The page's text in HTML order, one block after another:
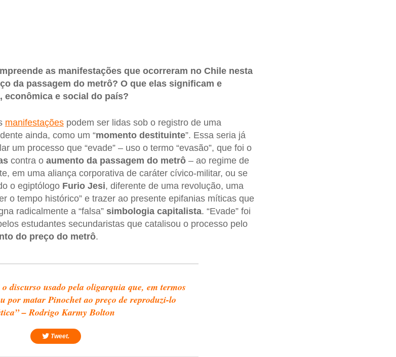
as manifestações que ocorreram no Chile nesta
da passagem do metrô? O que elas significam e
econômica e social do país?
manifestaçõespodem ser lidas sob o registro de uma
ainda, como um “momento destituinte”. Essa seria já
um processo que “evade” – uso o termo “evasão”, que foi o
contra oaumento da passagem do metrô– ao regime de
em uma aliança corporativa de caráter cívico-militar, ou se
o egiptólogo Furio Jesi, diferente de uma revolução, uma
o tempo histórico” e trazer ao presente epifanias míticas que
radicalmente a “falsa” simbologia capitalista. “Evade” foi
estudantes secundaristas que catalisou o processo pelo
do preço do metrô.
discurso usado pela oligarquia que, em termos
por matar Pinochet ao preço de reproduzi-lo
– Rodrigo Karmy Bolton
Tweet.